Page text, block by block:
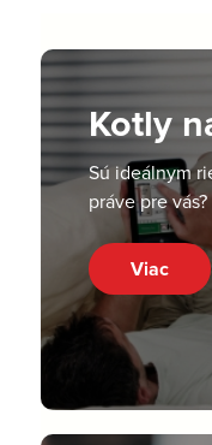
Kotly
Sú ideálnym
práve pre vás?
Viac